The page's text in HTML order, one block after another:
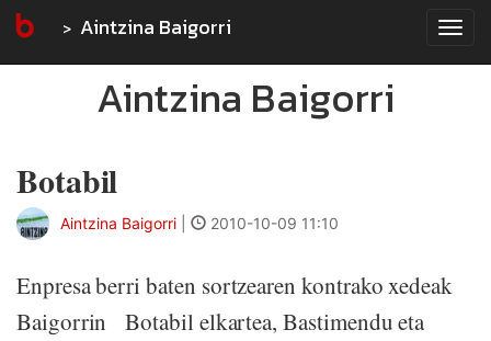
Aintzina Baigorri
Aintzina Baigorri
Botabil
Aintzina Baigorri 2010-10-09 11:10
Enpresa berri baten sortzearen kontrako xedeak
Baigorrin Botabil elkartea, Bastimendu eta